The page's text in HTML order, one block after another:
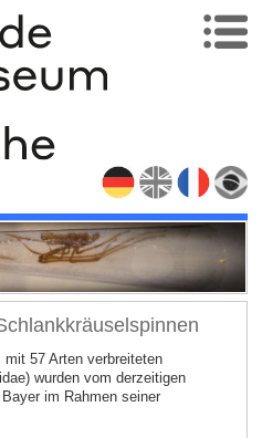
57 Arten verbreiteten
wurden vom derzeitigen
im Rahmen seiner